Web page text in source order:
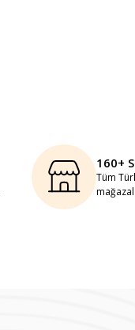
160+
Tüm